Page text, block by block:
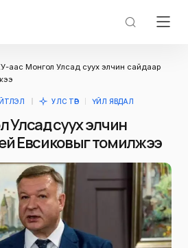
аас Монгол Улсад суух элчин сайдаар
УЛС ТӨР ҮЙЛ ЯВДАЛ
Улсад суух элчин
Евсиковыг томилжээ